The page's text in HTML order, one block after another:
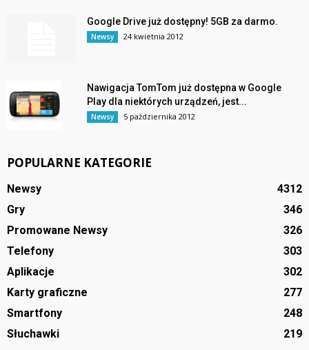
Google Drive już dostępny! 5GB za darmo.
Newsy 24 kwietnia 2012
Nawigacja TomTom już dostępna w Google
Play dla niektórych urządzeń, jest...
Newsy 5 października 2012
POPULARNE KATEGORIE
Newsy
4312
Gry
346
Promowane Newsy
326
Telefony
303
Aplikacje
302
Karty graficzne
277
Smartfony
248
Słuchawki
219